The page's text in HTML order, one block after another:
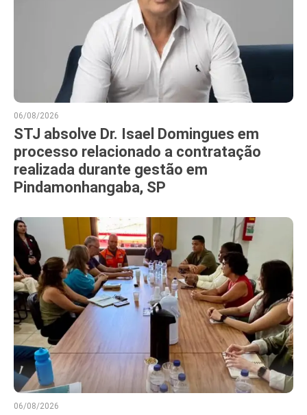
06/08/2026
STJ absolve Dr. Isael Domingues em
processo relacionado a contratação
realizada durante gestão em
Pindamonhangaba, SP
06/08/2026